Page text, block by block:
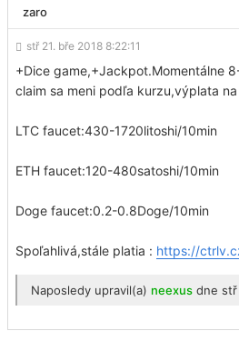
zaro
stř 21. bře 2018 8:22:11
+Dice game,+Jackpot.Momentálne
claim sa meni podľa kurzu,výplata
LTC faucet:430-1720litoshi/10min
ETH faucet:120-480satoshi/10min
Doge faucet:0.2-0.8Doge/10min
Spoľahlivá,stále platia : https://
Naposledy upravil(a) neexus dne stř